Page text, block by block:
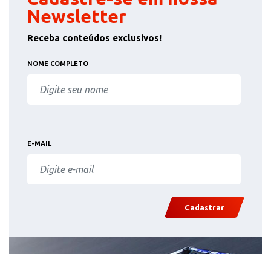
Newsletter
Receba conteúdos exclusivos!
NOME COMPLETO
E-MAIL
Cadastrar